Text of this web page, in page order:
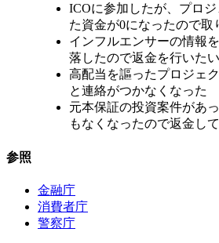
ICOに参加したが、プロ
た資金が0になったので取
インフルエンサーの情報
落したので返金を行いたい
高配当を謳ったプロジェ
と連絡がつかなくなった
元本保証の投資案件があ
もなくなったので返金し
参照
金融庁
消費者庁
警察庁